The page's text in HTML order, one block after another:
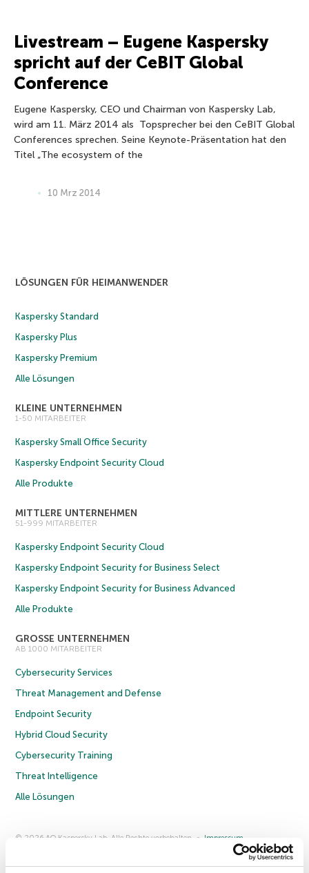
Livestream – Eugene Kaspersky
spricht auf der CeBIT Global
Conference
Eugene Kaspersky, CEO und Chairman von Kaspersky Lab,
wird am 11. März 2014 als Topsprecher bei den CeBIT Global
Conferences sprechen. Seine Keynote-Präsentation hat den
Titel „The ecosystem of the
10 Mrz 2014
LÖSUNGEN FÜR HEIMANWENDER
Kaspersky Standard
Kaspersky Plus
Kaspersky Premium
Alle Lösungen
KLEINE UNTERNEHMEN
1-50 MITARBEITER
Kaspersky Small Office Security
Kaspersky Endpoint Security Cloud
Alle Produkte
MITTLERE UNTERNEHMEN
51-999 MITARBEITER
Kaspersky Endpoint Security Cloud
Kaspersky Endpoint Security for Business Select
Kaspersky Endpoint Security for Business Advanced
Alle Produkte
GROSSE UNTERNEHMEN
AB 1000 MITARBEITER
Cybersecurity Services
Threat Management and Defense
Endpoint Security
Hybrid Cloud Security
Cybersecurity Training
Threat Intelligence
Alle Lösungen
© 2026 AO Kaspersky Lab. Alle Rechte vorbehalten.
Impressum
Lizenzvereinbarung B2B